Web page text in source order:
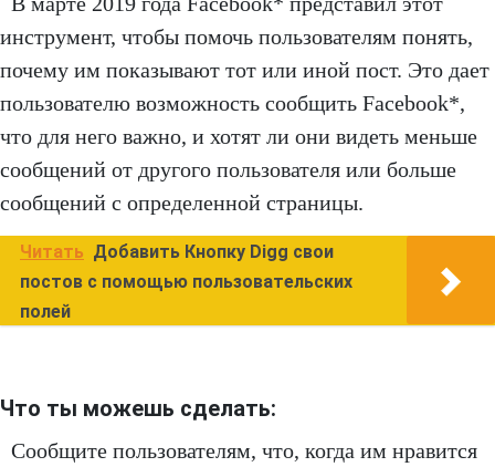
инструмент, чтобы помочь пользователям понять,
почему им показывают тот или иной пост. Это дает
пользователю возможность сообщить Facebook*,
что для него важно, и хотят ли они видеть меньше
сообщений от другого пользователя или больше
сообщений с определенной страницы.
Читать Добавить Кнопку Digg свои
постов с помощью пользовательских
полей
Что ты можешь сделать:
Сообщите пользователям, что, когда им нравится